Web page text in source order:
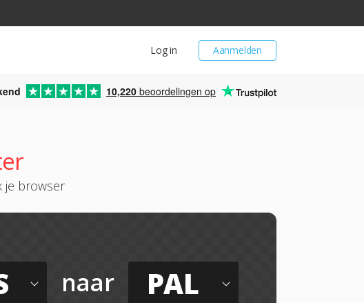
Aanmelden
Log in
10,220 beoordelingen op
je browser
naar PAL